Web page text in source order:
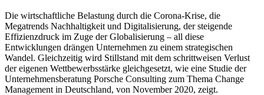
Die wirtschaftliche Belastung durch die Corona-Krise, die
Megatrends Nachhaltigkeit und Digitalisierung, der steigende
Effizienzdruck im Zuge der Globalisierung – all diese
Entwicklungen drängen Unternehmen zu einem strategischen
Wandel. Gleichzeitig wird Stillstand mit dem schrittweisen Verlust
der eigenen Wettbewerbsstärke gleichgesetzt, wie eine Studie der
Unternehmensberatung Porsche Consulting zum Thema Change
Management in Deutschland, von November 2020, zeigt.